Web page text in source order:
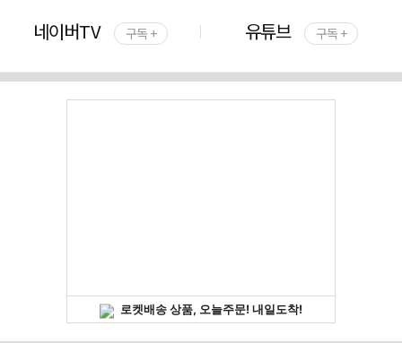
네이버TV 구독 + 유튜브 구독 +